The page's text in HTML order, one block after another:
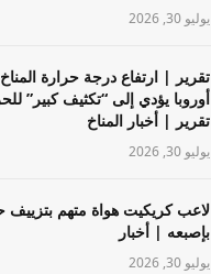
يوليو 30, 2026
تقرير | ارتفاع درجة حرارة
أوروبا يؤدي إلى “تكثيف كبير”
تقرير | أخبار المناخ
يوليو 30, 2026
لاعب كريكيت هواة متهم بتزييف
بإصبعه | أخبار
يوليو 30, 2026